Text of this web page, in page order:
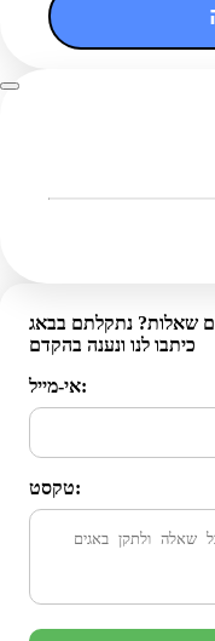
כיתבו לנו ונענה בהקדם
אי-מייל:
טקסט: